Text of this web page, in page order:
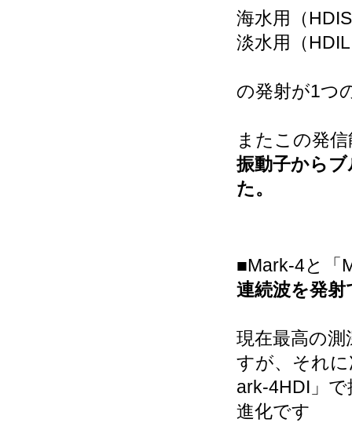
海水用（
淡水用（
の発射が1つ
またこの発
振動子から
た。
■Mark-4と「
連続波を発
現在最高の
すが、それ
ark-4HDI」
進化です